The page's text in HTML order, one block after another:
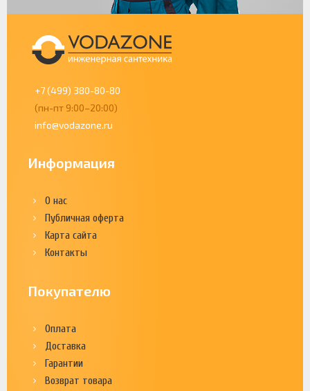
+7 (499) 380-80-80
(пн-пт 9:00–20:00)
info@vodazone.ru
Информация
О нас
Публичная оферта
Карта сайта
Контакты
Покупателю
Оплата
Доставка
Гарантии
Возврат товара